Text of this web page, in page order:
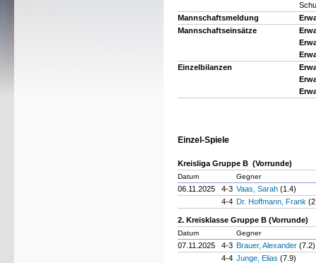
Mannschaftsmeldung
Mannschaftseinsätze
Einzelbilanzen
Einzel-Spiele
Kreisliga Gruppe B (Vorrunde)
Datum Gegner
06.11.2025 4-3 Vaas, Sarah (1.4)
4-4 Dr. Hoffmann, Frank
2. Kreisklasse Gruppe B (Vorrunde)
Datum Gegner
07.11.2025 4-3 Brauer, Alexander (7.2)
4-4 Junge, Elias (7.9)